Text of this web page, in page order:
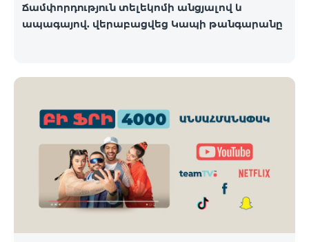
Ճամփորդություն տելեկոմի անցյալով և
ապագայով. վերաբացվեց Կապի թանգարանը